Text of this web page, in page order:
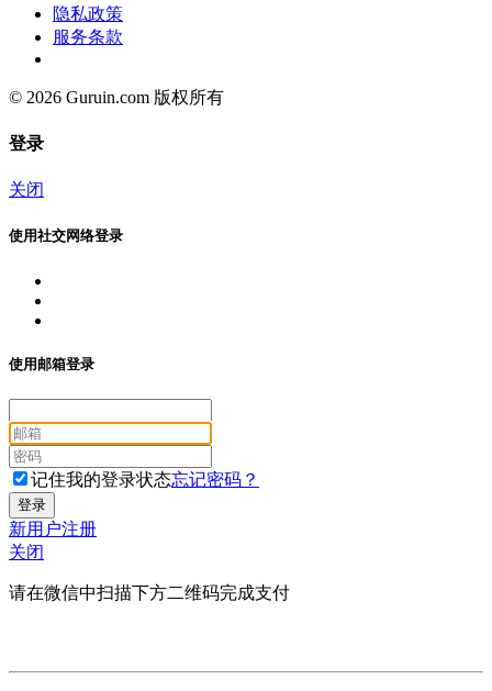
隐私政策
服务条款
© 2026 Guruin.com 版权所有
登录
关闭
使用社交网络登录
使用邮箱登录
记住我的登录状态忘记密码？
新用户注册
关闭
请在微信中扫描下方二维码完成支付